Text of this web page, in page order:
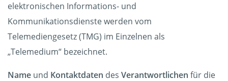
elektronischen Informations- und
Kommunikationsdienste werden vom
Telemediengesetz (TMG) im Einzelnen als
„Telemedium“ bezeichnet.
Name und Kontaktdaten des Verantwortlichen für die